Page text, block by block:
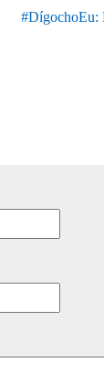
#DígochoEu: